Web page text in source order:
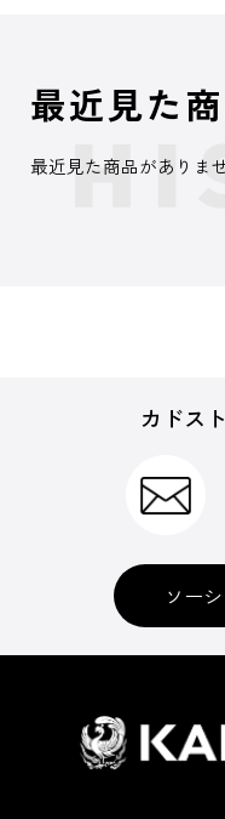
最近見た
最近見た商品がありませ
カドス
ソー